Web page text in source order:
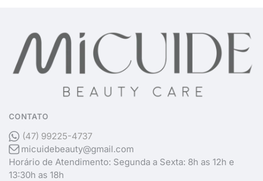
CONTATO
(47) 99225-4737
micuidebeauty@gmail.com
Horário de Atendimento: Segunda a Sexta: 8h as 12h e
13:30h as 18h